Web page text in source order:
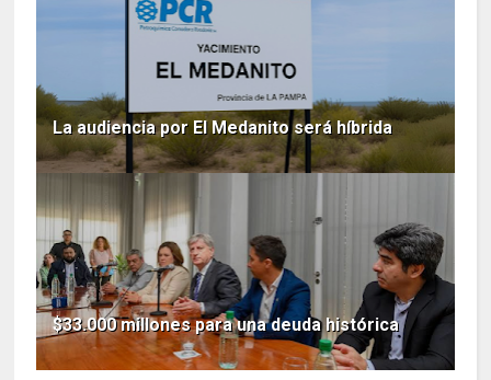
La audiencia por El Medanito será híbrida
$33.000 millones para una deuda histórica